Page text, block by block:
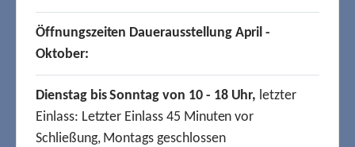
Öffnungszeiten Dauerausstellung April -
Oktober:
Dienstag bis Sonntag von 10 - 18 Uhr, letzter
Einlass: Letzter Einlass 45 Minuten vor
Schließung, Montags geschlossen